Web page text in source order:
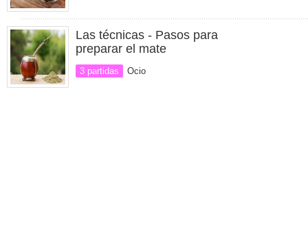
Las técnicas - Pasos para
preparar el mate
3 partidas Ocio